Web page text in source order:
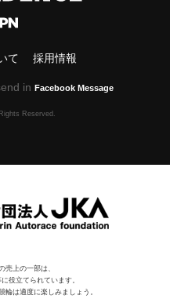
て 採用情報
in Facebook Message
Reserved.
売上の一部は、
役⽴てられています。
は適度に楽しみましょう。